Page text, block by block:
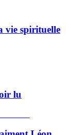
vie spirituelle
lu